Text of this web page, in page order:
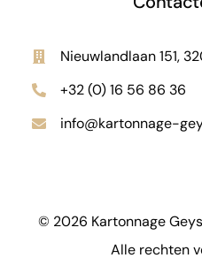
Nieuwlandlaan 151,
+32 (0) 16 56 86 36
info@kartonnage-
© 2026 Kartonnage
Alle rechten